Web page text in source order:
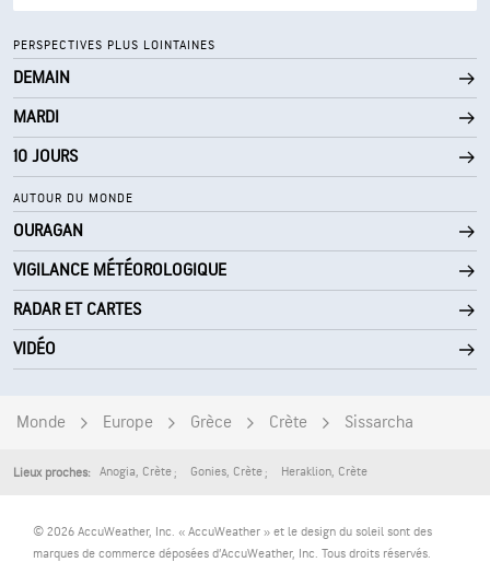
AccuLumen Brightness Index™ 0 (Sombre)
Couverture nuageuse 0 %
Visibilité 10 mi
Plafond nuageux 30000 pi
PERSPECTIVES PLUS LOINTAINES
DEMAIN
MARDI
10 JOURS
AUTOUR DU MONDE
OURAGAN
VIGILANCE MÉTÉOROLOGIQUE
RADAR ET CARTES
VIDÉO
Monde Europe Grèce Crète Sissarcha
Lieux proches: Anogia, Crète Gonies, Crète Heraklion, Crète
© 2026 AccuWeather, Inc. « AccuWeather » et le design du soleil sont des
marques de commerce déposées d’AccuWeather, Inc. Tous droits réservés.